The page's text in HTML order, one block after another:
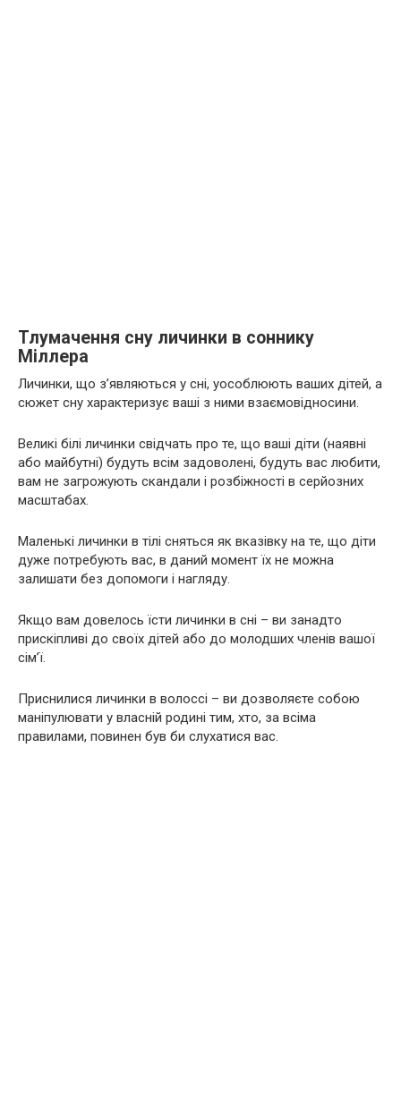
Тлумачення сну личинки в соннику
Міллера
Личинки, що з’являються у сні, уособлюють ваших дітей, а
сюжет сну характеризує ваші з ними взаємовідносини.
Великі білі личинки свідчать про те, що ваші діти (наявні
або майбутні) будуть всім задоволені, будуть вас любити,
вам не загрожують скандали і розбіжності в серйозних
масштабах.
Маленькі личинки в тілі сняться як вказівку на те, що діти
дуже потребують вас, в даний момент їх не можна
залишати без допомоги і нагляду.
Якщо вам довелось їсти личинки в сні – ви занадто
прискіпливі до своїх дітей або до молодших членів вашої
сім’ї.
Приснилися личинки в волоссі – ви дозволяєте собою
маніпулювати у власній родині тим, хто, за всіма
правилами, повинен був би слухатися вас.